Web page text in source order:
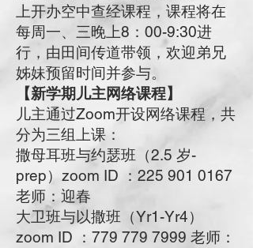
上开办空中查经课程，课程将在
每周一、三晚上8：00-9:30进
行，由田间传道带领，欢迎弟兄
姊妹预留时间并参与。
【新学期儿主网络课程】
儿主通过Zoom开设网络课程，共
分为三组上课：
撒母耳班与约瑟班（2.5 岁-
prep）zoom ID ：225 901 0167
老师：迎春
大卫班与以撒班（Yr1-Yr4）
zoom ID ：779 779 7999 老师：